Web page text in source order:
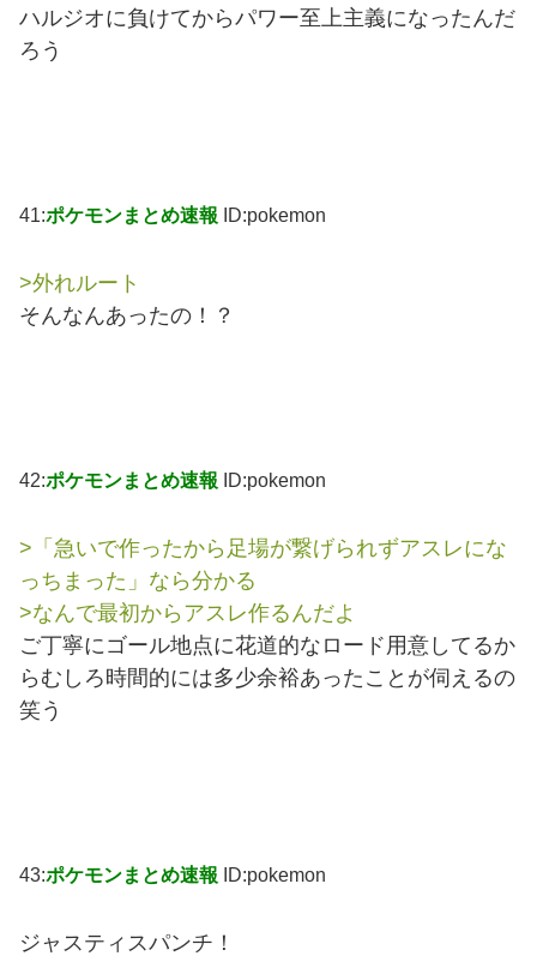
ハルジオに負けてからパワー至上主義になったんだ
ろう
41:ポケモンまとめ速報 ID:pokemon
>外れルート
そんなんあったの！？
42:ポケモンまとめ速報 ID:pokemon
>「急いで作ったから足場が繋げられずアスレにな
っちまった」なら分かる
>なんで最初からアスレ作るんだよ
ご丁寧にゴール地点に花道的なロード用意してるか
らむしろ時間的には多少余裕あったことが伺えるの
笑う
43:ポケモンまとめ速報 ID:pokemon
ジャスティスパンチ！